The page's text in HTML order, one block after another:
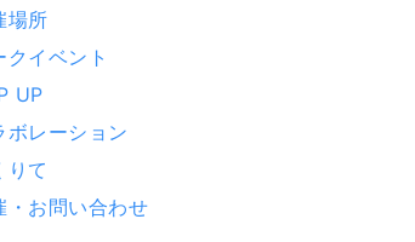
場所
クイベント
UP
ボレーション
りて
・お問い合わせ